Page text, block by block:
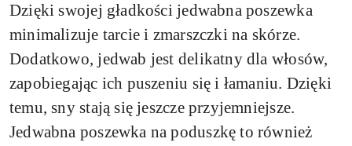
Dzięki swojej gładkości jedwabna poszewka
minimalizuje tarcie i zmarszczki na skórze.
Dodatkowo, jedwab jest delikatny dla włosów,
zapobiegając ich puszeniu się i łamaniu. Dzięki
temu, sny stają się jeszcze przyjemniejsze.
Jedwabna poszewka na poduszkę to również